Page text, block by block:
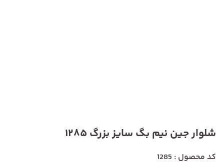
شلوار جین نیم بگ سایز بزرگ 1285
کد محصول : 1285